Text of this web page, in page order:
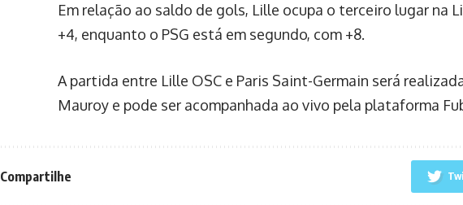
Em relação ao saldo de gols, Lille ocupa o terceiro lugar na
+4, enquanto o PSG está em segundo, com +8.
A partida entre Lille OSC e Paris Saint-Germain será
Mauroy e pode ser acompanhada ao vivo pela plataforma
Compartilhe